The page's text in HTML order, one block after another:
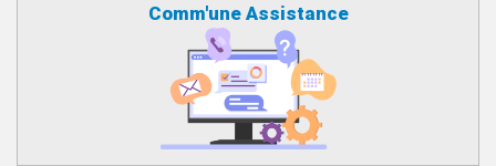
Comm'une Assistance